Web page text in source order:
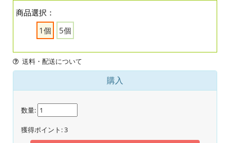
商品選択：
1個
5個
送料・配送について
購入
数量:
獲得ポイント:3